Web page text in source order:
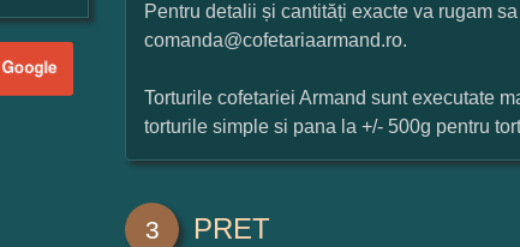
Pentru detalii și cantități exacte va rugam
comanda@cofetariaarmand.ro.
Torturile cofetariei Armand sunt executate
torturile simple si pana la +/- 500g pentru
3 PRET